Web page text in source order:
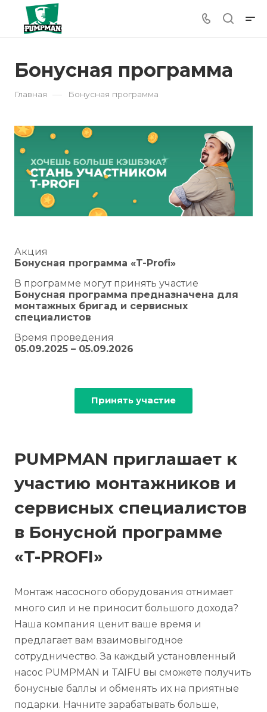
Бонусная программа
Главная — Бонусная программа
Акция
Бонусная программа «T-Profi»
В программе могут принять участие
Бонусная программа предназначена для
монтажных бригад и сервисных
специалистов
Время проведения
05.09.2025 – 05.09.2026
Принять участие
PUMPMAN приглашает к
участию монтажников и
сервисных специалистов
в Бонусной программе
«T-PROFI»
Монтаж насосного оборудования отнимает
много сил и не приносит большого дохода?
Наша компания ценит ваше время и
предлагает вам взаимовыгодное
сотрудничество. За каждый установленный
насос PUMPMAN и TAIFU вы сможете получить
бонусные баллы и обменять их на приятные
подарки. Начните зарабатывать больше,